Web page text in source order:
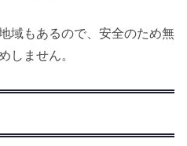
域もあるので、安全のため無
しません。